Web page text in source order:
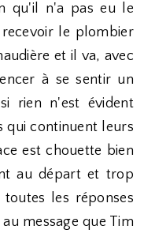
qu'il n'a pas eu le
le plombier
et il va, avec
à se sentir un
rien n'est évident
qui continuent leurs
est chouette bien
au départ et trop
les réponses
message que Tim